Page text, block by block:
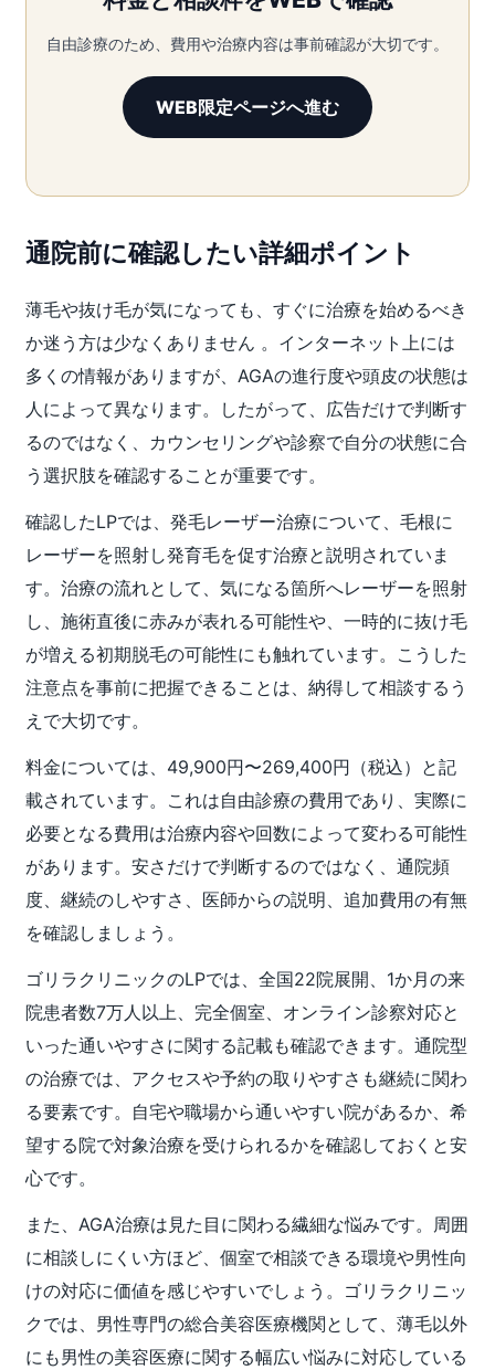
自由診療のため、費用や治療内容は事前確認が大切です。
WEB限定ページへ進む
通院前に確認したい詳細ポイント
薄毛や抜け毛が気になっても、すぐに治療を始めるべき
か迷う方は少なくありません 。インターネット上には
多くの情報がありますが、AGAの進行度や頭皮の状態は
人によって異なります。したがって、広告だけで判断す
るのではなく、カウンセリングや診察で自分の状態に合
う選択肢を確認することが重要です。
確認したLPでは、発毛レーザー治療について、毛根に
レーザーを照射し発育毛を促す治療と説明されていま
す。治療の流れとして、気になる箇所へレーザーを照射
し、施術直後に赤みが表れる可能性や、一時的に抜け毛
が増える初期脱毛の可能性にも触れています。こうした
注意点を事前に把握できることは、納得して相談するう
えで大切です。
料金については、49,900円〜269,400円（税込）と記
載されています。これは自由診療の費用であり、実際に
必要となる費用は治療内容や回数によって変わる可能性
があります。安さだけで判断するのではなく、通院頻
度、継続のしやすさ、医師からの説明、追加費用の有無
を確認しましょう。
ゴリラクリニックのLPでは、全国22院展開、1か月の来
院患者数7万人以上、完全個室、オンライン診察対応と
いった通いやすさに関する記載も確認できます。通院型
の治療では、アクセスや予約の取りやすさも継続に関わ
る要素です。自宅や職場から通いやすい院があるか、希
望する院で対象治療を受けられるかを確認しておくと安
心です。
また、AGA治療は見た目に関わる繊細な悩みです。周囲
に相談しにくい方ほど、個室で相談できる環境や男性向
けの対応に価値を感じやすいでしょう。ゴリラクリニッ
クでは、男性専門の総合美容医療機関として、薄毛以外
にも男性の美容医療に関する幅広い悩みに対応している